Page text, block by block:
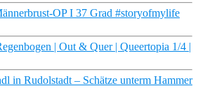
OP I 37 Grad #storyofmylife
| Out & Quer | Queertopia 1/4 |
in Rudolstadt – Schätze unterm Hammer